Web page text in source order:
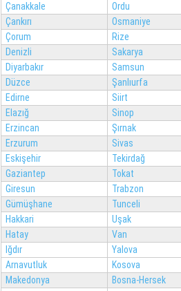
Çanakkale
Ordu
Çankırı
Osmaniye
Çorum
Rize
Denizli
Sakarya
Diyarbakır
Samsun
Düzce
Şanlıurfa
Edirne
Siirt
Elazığ
Sinop
Erzincan
Şırnak
Erzurum
Sivas
Eskişehir
Tekirdağ
Gaziantep
Tokat
Giresun
Trabzon
Gümüşhane
Tunceli
Hakkari
Uşak
Hatay
Van
Iğdır
Yalova
Arnavutluk
Kosova
Makedonya
Bosna-Hersek